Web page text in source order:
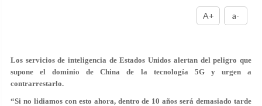
A+ a-
Los servicios de inteligencia de Estados Unidos alertan del peligro que
supone el dominio de China de la tecnología 5G y urgen a
contrarrestarlo.
“Si no lidiamos con esto ahora, dentro de 10 años será demasiado tarde